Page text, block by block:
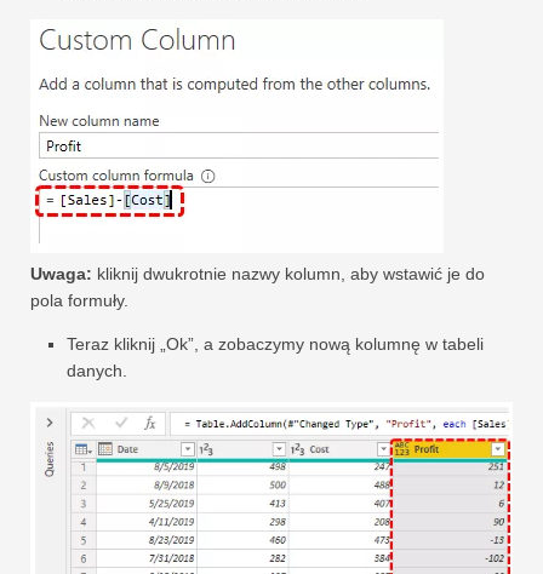
Uwaga: kliknij dwukrotnie nazwy kolumn, aby wstawić je do
pola formuły.
Teraz kliknij „Ok”, a zobaczymy nową kolumnę w tabeli
danych.